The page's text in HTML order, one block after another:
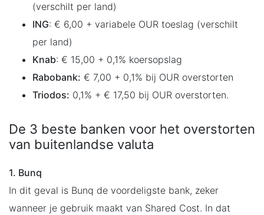
(verschilt per land)
ING: € 6,00 + variabele OUR toeslag (verschilt
per land)
Knab: € 15,00 + 0,1% koersopslag
Rabobank: € 7,00 + 0,1% bij OUR overstorten
Triodos: 0,1% + € 17,50 bij OUR overstorten.
De 3 beste banken voor het overstorten
van buitenlandse valuta
1. Bunq
In dit geval is Bunq de voordeligste bank, zeker
wanneer je gebruik maakt van Shared Cost. In dat